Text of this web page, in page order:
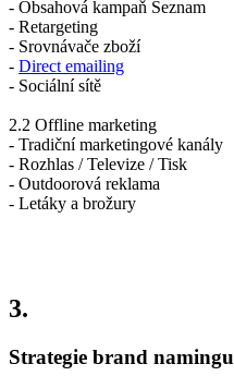
- Obsahová kampaň Seznam
- Retargeting
- Srovnávače zboží
- Direct emailing
- Sociální sítě
2.2 Offline marketing
- Tradiční marketingové kanály
- Rozhlas / Televize / Tisk
- Outdoorová reklama
- Letáky a brožury
3.
Strategie brand namingu